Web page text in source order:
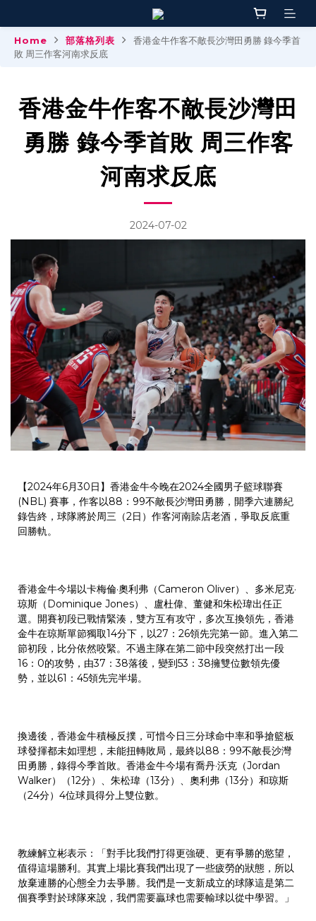
Home 部落格列表
香港金牛作客不敵長沙灣田勇勝 錄今季首
敗 周三作客河南求反底
香港金牛作客不敵長沙灣田
勇勝 錄今季首敗 周三作客
河南求反底
2024-07-02
【2024年6月30日】香港金牛今晚在2024全國男子籃球聯賽
(NBL) 賽事，作客以88：99不敵長沙灣田勇勝，開季六連勝紀
錄告終，球隊將於周三（2日）作客河南賒店老酒，爭取反底重
回勝軌。
香港金牛今場以卡梅倫·奧利弗（Cameron Oliver）、多米尼克·
琼斯（Dominique Jones）、盧杜偉、董健和朱松瑋出任正
選。開賽初段已戰情緊湊，雙方互有攻守，多次互換領先，香港
金牛在琼斯單節獨取14分下，以27：26領先完第一節。進入第二
節初段，比分依然咬緊。不過主隊在第二節中段突然打出一段
16：0的攻勢，由37：38落後，變到53：38擁雙位數領先優
勢，並以61：45領先完半場。
換邊後，香港金牛積極反撲，可惜今日三分球命中率和爭搶籃板
球發揮都未如理想，未能扭轉敗局，最終以88：99不敵長沙灣
田勇勝，錄得今季首敗。香港金牛今場有喬丹·沃克（Jordan
Walker）（12分）、朱松瑋（13分）、奧利弗（13分）和琼斯
（24分）4位球員得分上雙位數。
教練解立彬表示：「對手比我們打得更強硬、更有爭勝的慾望，
值得這場勝利。其實上場比賽我們出現了一些疲勞的狀態，所以
放棄連勝的心態全力去爭勝。我們是一支新成立的球隊這是第二
個賽季對於球隊來說，我們需要贏球也需要輸球以從中學習。」